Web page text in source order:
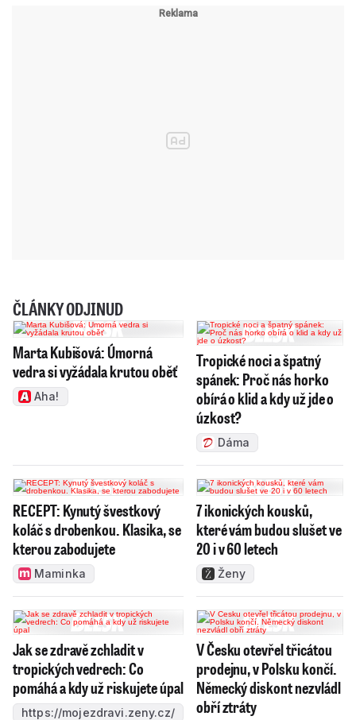
ČLÁNKY ODJINUD
Marta Kubišová: Úmorná
vedra si vyžádala krutou oběť
Aha!
Tropické noci a špatný
spánek: Proč nás horko
obírá o klid a kdy už jde o
úzkost?
Dáma
RECEPT: Kynutý švestkový
koláč s drobenkou. Klasika, se
kterou zabodujete
Maminka
7 ikonických kousků,
které vám budou slušet ve
20 i v 60 letech
Ženy
Jak se zdravě zchladit v
tropických vedrech: Co
pomáhá a kdy už riskujete úpal
https://mojezdravi.zeny.cz/
V Česku otevřel třicátou
prodejnu, v Polsku končí.
Německý diskont nezvládl
obří ztráty